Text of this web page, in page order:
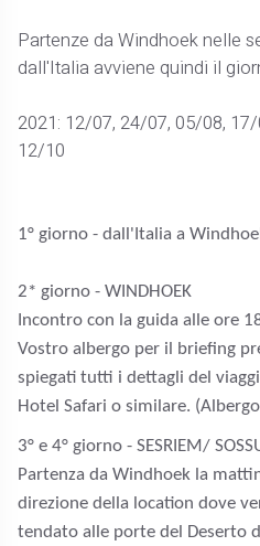
Partenze da Windhoek nelle
dall'Italia avviene quindi il
2021: 12/07, 24/07, 05/08,
12/10
1° giorno - dall'Italia a
2* giorno - WINDHOEK
Incontro con la guida alle ore
Vostro albergo per il briefing
spiegati tutti i dettagli del
Hotel Safari o similare.
3° e 4° giorno - SESRIEM/
Partenza da Windhoek la
direzione della location dove
tendato alle porte del Deserto